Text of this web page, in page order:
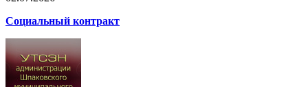
Социальный контракт